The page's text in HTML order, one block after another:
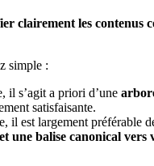
clairement les contenus
simple :
il s’agit a priori d’une
satisfaisante.
il est largement préférable
une balise canonical vers